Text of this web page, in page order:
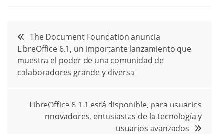
Navegación
de
entradas
The Document Foundation anuncia
LibreOffice 6.1, un importante lanzamiento que
muestra el poder de una comunidad de
colaboradores grande y diversa
LibreOffice 6.1.1 está disponible, para usuarios
innovadores, entusiastas de la tecnología y
usuarios avanzados